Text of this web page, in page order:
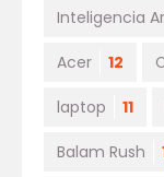
Inteligencia
Acer 12
laptop 11
Balam Rush